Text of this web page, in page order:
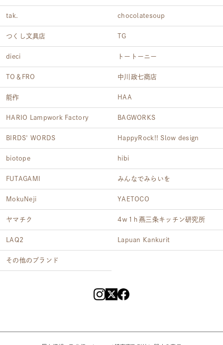
tak. chocolatesoup
つくし文具店 TG
dieci トートーニー
TO＆FRO 中川政七商店
能作 HAA
HARIO Lampwork Factory BAGWORKS
BIRDS' WORDS HappyRock!! Slow design
biotope hibi
FUTAGAMI みんなでみらいを
MokuNeji YAETOCO
ヤマチク 4ｗ1ｈ燕三条キッチン研究所
LAQ2 Lapuan Kankurit
その他のブランド